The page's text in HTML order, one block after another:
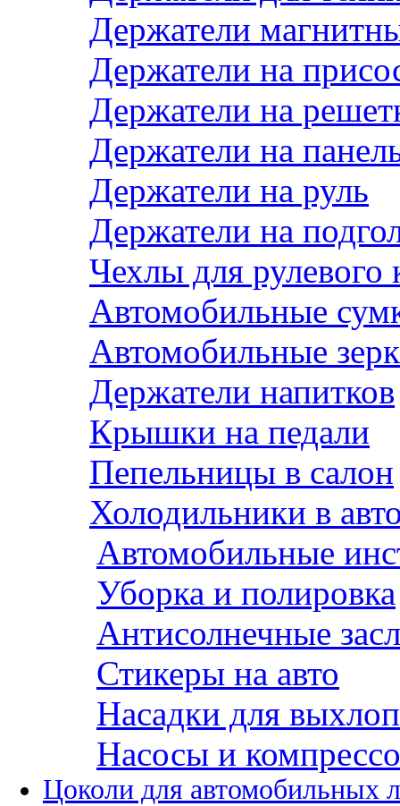
Держатели
Держатели на
Держатели на
Держатели на
Держатели на руль
Держатели на
Чехлы для рулевого
Автомобильные
Автомобильные
Держатели напитков
Крышки на педали
Пепельницы в салон
Холодильники в
Автомобильные
Уборка и полировка
Антисолнечные
Стикеры на авто
Насадки для
Насосы и
Цоколи для автомобильных